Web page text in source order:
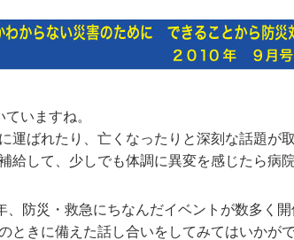
いますね。
ばれたり、亡くなったりと深刻な話題が
して、少しでも体調に異変を感じたら病
防災・救急にちなんだイベントが数多く
きに備えた話し合いをしてみてはいかがで